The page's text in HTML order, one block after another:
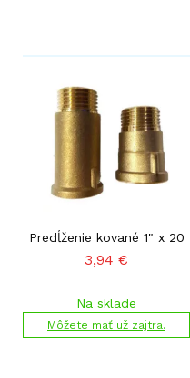
Predĺženie kované 1" x 20
3,94 €
Na sklade
Môžete mať už zajtra.